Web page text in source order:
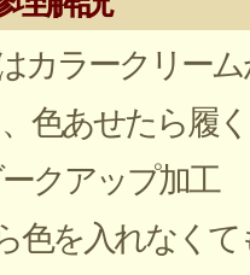
カラークリー
色あせたら履く
クアップ加工
色を入れなくて